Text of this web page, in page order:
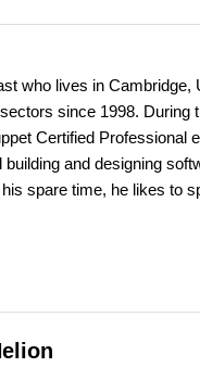
who lives in Cambridge,
since 1998. During
Certified Professional
and designing
spare time, he likes to